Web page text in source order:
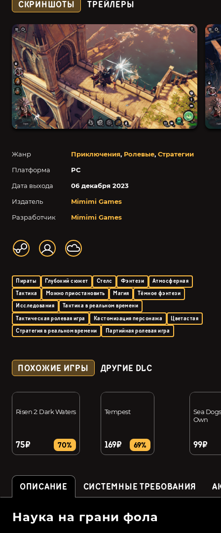
Жанр Приключения, Ролевые, Стратегии
Платформа
PC
Дата выхода
06 декабря 2023
Издатель
Mimimi Games
Разработчик
Mimimi Games
Пираты Глубокий сюжет Стелс Фэнтези
Атмосферная
Тактика
Можно приостановить Магия
Тёмное фэнтези
Исследования
Тактика в реальном времени
Тактическая ролевая игра
Кастомизация персонажа
Цветастая
Стратегия в реальном времени
Партийная ролевая игра
СКРИНШОТЫ ТРЕЙЛЕРЫ
ПОХОЖИЕ ИГРЫ ДРУГИЕ DLC
Risen 2: Dark Waters
75₽ 70%
Tempest
169₽ 69%
Sea
Own
99₽
ОПИСАНИЕ СИСТЕМНЫЕ ТРЕБОВАНИЯ
Наука на грани фола